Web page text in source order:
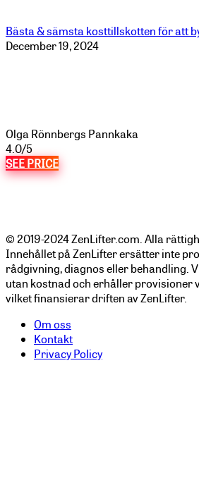
Bästa & sämsta kosttillskotten för att
December 19, 2024
Olga Rönnbergs Pannkaka
4.0/5
SEE PRICE
© 2019-2024 ZenLifter.com. Alla
Innehållet på ZenLifter ersätter inte
rådgivning, diagnos eller behandling.
utan kostnad och erhåller provisioner
vilket finansierar driften av ZenLifter.
Om oss
Kontakt
Privacy Policy